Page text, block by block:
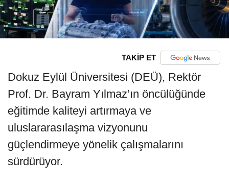
TAKİP ET
Dokuz Eylül Üniversitesi (DEÜ), Rektör
Prof. Dr. Bayram Yılmaz’ın öncülüğünde
eğitimde kaliteyi artırmaya ve
uluslararasılaşma vizyonunu
güçlendirmeye yönelik çalışmalarını
sürdürüyor.